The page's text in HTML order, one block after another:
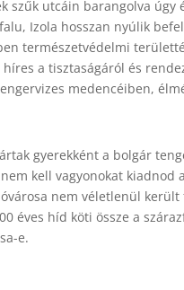
szűk utcáin barangolva
Izola hosszan nyúlik
természetvédelmi
a tisztaságáról és
medencéiben,
gyerekként a bolgár
kell vagyonokat kiadnod
nem véletlenül került
éves híd köti össze a
e.